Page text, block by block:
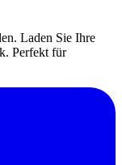
Laden Sie Ihre
Perfekt für